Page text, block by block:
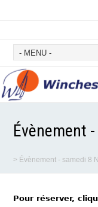
Évènement
> Évènement - samedi 8
Pour réserver,